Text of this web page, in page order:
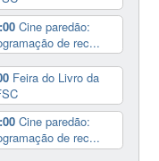
Cine paredão:
de rec...
Feira do Livro da
Cine paredão:
de rec...